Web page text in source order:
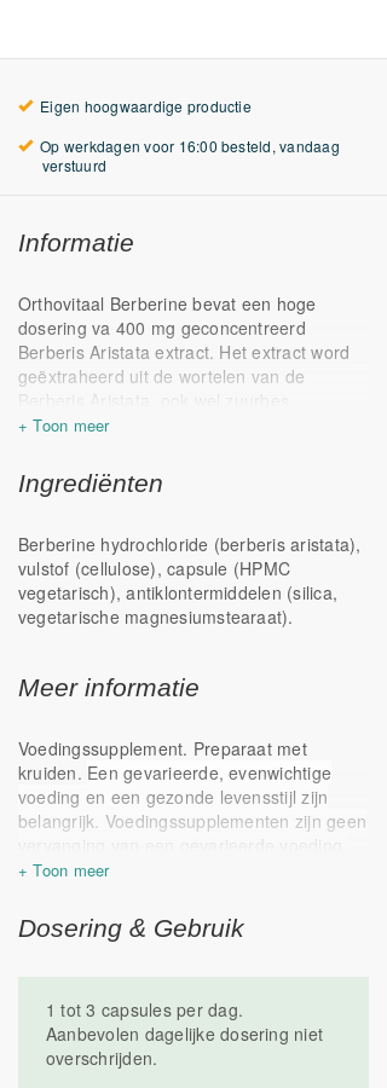
Eigen hoogwaardige productie
Op werkdagen voor 16:00 besteld, vandaag
verstuurd
Informatie
Orthovitaal Berberine bevat een hoge
dosering va 400 mg geconcentreerd
Berberis Aristata extract. Het extract word
geëxtraheerd uit de wortelen van de
Berberis Aristata, ook wel zuurbes
genoemd. Berberine is de naam van het
de zuurbes.
verschillende gezondheidsvoordelen*.
Berberine is een zeer veelzijdig
extract dat meerdere functies heeft.
Zo ondersteunt berberine het herstel
Ingrediënten
Berberine hydrochloride (berberis aristata),
vulstof (cellulose), capsule (HPMC
vegetarisch), antiklontermiddelen (silica,
vegetarische magnesiumstearaat).
Meer informatie
Voedingssupplement. Preparaat met
kruiden. Een gevarieerde, evenwichtige
voeding en een gezonde levensstijl zijn
belangrijk. Voedingssupplementen zijn geen
Koel, droog, donker en buiten het bereik
tijdens zwangerschap of borstvoeding.
Geproduceerd in Nederland.
Dosering & Gebruik
1 tot 3 capsules per dag.
Aanbevolen dagelijke dosering niet
overschrijden.